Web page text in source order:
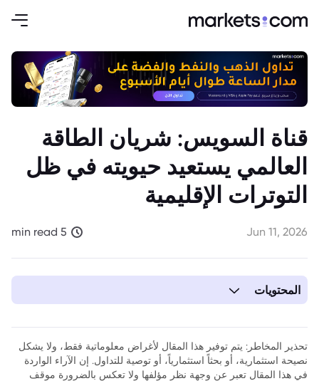
قناة السويس: شريان الطاقة
العالمي يستعيد حيويته في ظل
التوترات الإقليمية
Jun 11, 2026
5 min read
المحتويات
تحذير المخاطر: يتم توفير هذا المقال لأغراض معلوماتية فقط، ولا يشكل
نصيحة استثمارية، أو بحثاً استثمارياً، أو توصية للتداول. إن الآراء الواردة
في هذا المقال تعبر عن وجهة نظر مؤلفها ولا تعكس بالضرورة موقف